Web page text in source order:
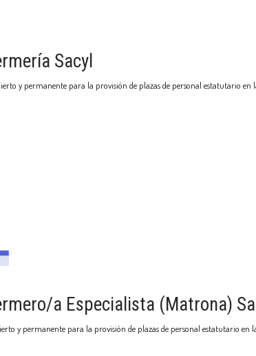
Sacyl
y permanente para la provisión de plazas de personal estatutario
a Especialista (Matrona)
y permanente para la provisión de plazas de personal estatutario